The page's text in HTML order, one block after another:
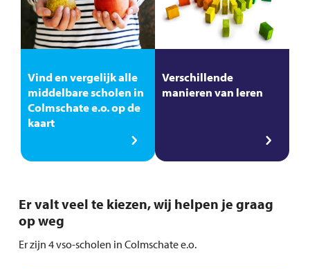
Vind en vergelijk alle
middelbare scholen in
Colmschate e.o. op de
kaart
Verschillende
manieren van leren
Er valt veel te kiezen, wij helpen je graag
op weg
Er zijn 4 vso-scholen in Colmschate e.o.